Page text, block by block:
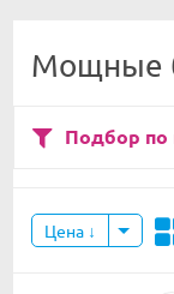
Мощные
Подбор по
Цена